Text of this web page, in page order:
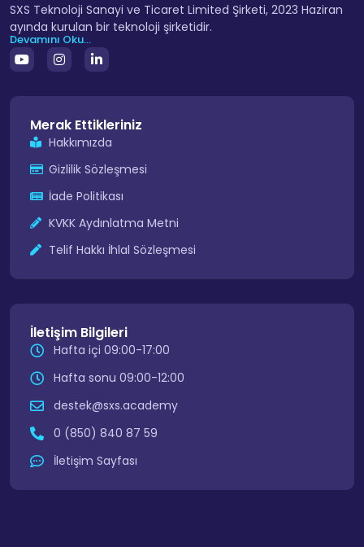
SXS Teknoloji Sanayi ve Ticaret Limited Şirketi, 2023 Haziran
ayında kurulan bir teknoloji şirketidir.
Devamını Oku...
Merak Ettikleriniz
Hakkımızda
Gizlilik Sözleşmesi
İade Politikası
KVKK Aydınlatma Metni
Telif Hakkı İhlal Sözleşmesi
İletişim Bilgileri
Hafta içi 09:00-17:00
Hafta sonu 09:00-12:00
destek@sxs.academy
0 (850) 840 87 59
İletişim Sayfası